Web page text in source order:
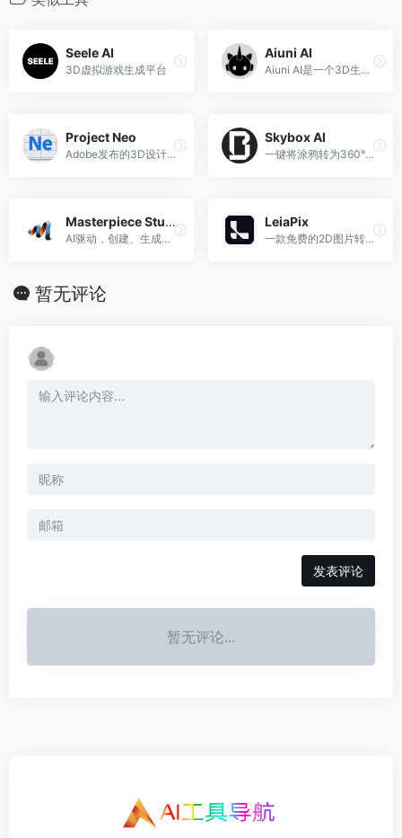
Seele AI
3D虚拟游戏生成平台
Aiuni AI
Aiuni AI是一个3D生成工具，可以生成独特的3D模型、动画、头像。
Project Neo
Adobe发布的3D设计神器，为2D平面图像轻松添加3D立体效果，2D秒变3D
Skybox AI
一键将涂鸦转为360°无缝环境贴图的AI神器
Masterpiece Studio
AI驱动，创建、生成、编辑、部署3D
LeiaPix
一款免费的2D图片转3D动画的AI图片处理工具
暂无评论
发表评论
暂无评论...